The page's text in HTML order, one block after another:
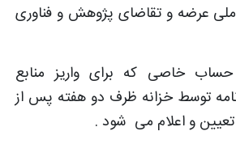
ملی عرضه و تقاضای پژوهش و فناوری
خاصی که برای واریز منابع
توسط خزانه ظرف دو هفته پس از
تعیین و اعلام می شود .